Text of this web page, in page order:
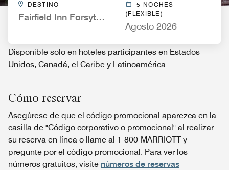
DESTINO
Fairfield Inn Forsyth Decatur
5 NOCHES
(FLEXIBLE)
Agosto 2026
Disponible solo en hoteles participantes en Estados
Unidos, Canadá, el Caribe y Latinoamérica
Cómo reservar
Asegúrese de que el código promocional aparezca en la
casilla de "Código corporativo o promocional" al realizar
su reserva en línea o llame al 1-800-MARRIOTT y
pregunte por el código promocional. Para ver los
números gratuitos, visite números de reservas